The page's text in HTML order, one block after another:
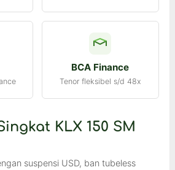
BCA Finance
Tenor fleksibel s/d 48x
KLX 150 SM
suspensi USD, ban tubeless